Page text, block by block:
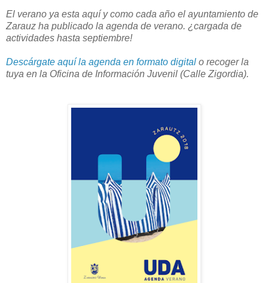
El verano ya esta aquí y como cada año el ayuntamiento de
Zarauz ha publicado la agenda de verano. ¿cargada de
actividades hasta septiembre!
Descárgate aquí la agenda en formato digital o recoger la
tuya en la Oficina de Información Juvenil (Calle Zigordia).